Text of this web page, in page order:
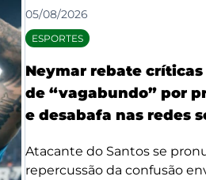
05/08/2026
ESPORTES
Neymar rebate
de “vagabundo” por
e desabafa nas redes
Atacante do Santos se
repercussão da confusão